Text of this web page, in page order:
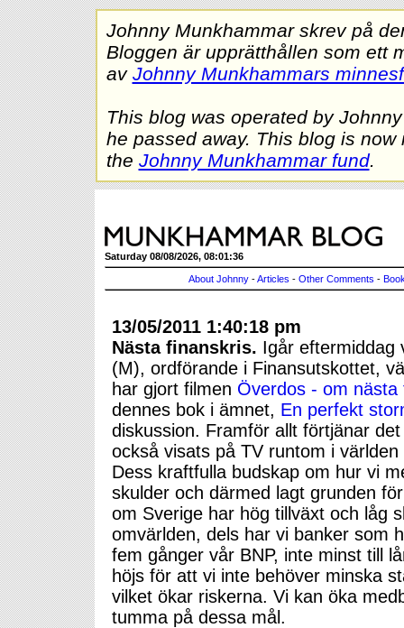
Johnny Munkhammar skrev på
Bloggen är upprätthållen som ett
av Johnny Munkhammars
This blog was operated by
he passed away. This blog is
the Johnny Munkhammar fund.
Saturday 08/08/2026, 08:01:36
About Johnny -Articles - Other Comments -
13/05/2011 1:40:18 pm
Nästa finanskris. Igår eftermiddag
(M), ordförande i Finansutskottet,
har gjort filmen Överdos - om nästa
dennes bok i ämnet, En perfekt
diskussion. Framför allt förtjänar
också visats på TV runtom i
Dess kraftfulla budskap om hur vi
skulder och därmed lagt grunden
om Sverige har hög tillväxt och låg
omvärlden, dels har vi banker som
fem gånger vår BNP, inte minst till
höjs för att vi inte behöver minska
vilket ökar riskerna. Vi kan öka
tumma på dessa mål.